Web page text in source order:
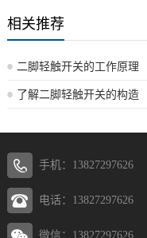
相关推荐
二脚轻触开关的工作原理
了解二脚轻触开关的构造
手机：13827297626
电话：13827297626
微信：13827297626